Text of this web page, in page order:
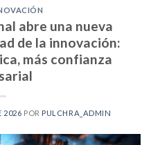
abre una nueva
de la innovación:
más confianza
2026 POR PULCHRA_ADMIN